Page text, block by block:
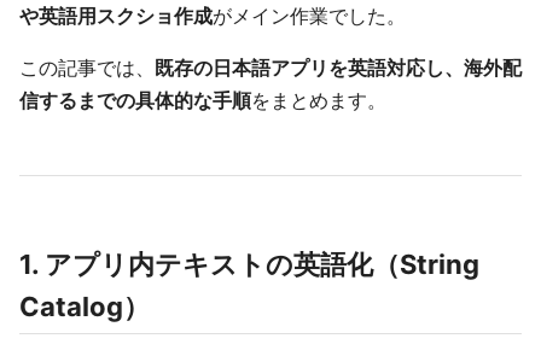
や英語用スクショ作成がメイン作業でした。
この記事では、 既存の日本語アプリを英語対応し、海外配
信するまでの具体的な手順をまとめます。
1. アプリ内テキストの英語化（String
Catalog）